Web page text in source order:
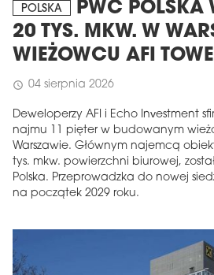
POLSKA
PWC POLSKA
20 TYS. MKW. W
WIEŻOWCU AFI
schedule 04 sierpnia 2026
Deweloperzy AFI i Echo Investment
najmu 11 pięter w budowanym
Warszawie. Głównym najemcą
tys. mkw. powierzchni biurowej,
Polska. Przeprowadzka do nowej
na początek 2029 roku.